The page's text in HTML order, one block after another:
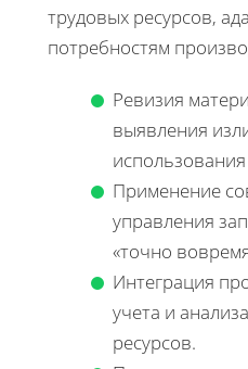
трудовых ресурсов,
потребностям
Ревизия
выявления
Применение
управления
«точно
Интеграция
учета и
ресурсов.